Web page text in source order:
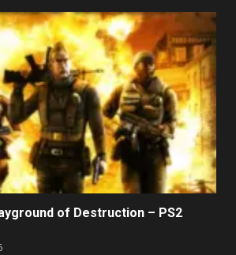
of Destruction – PS2